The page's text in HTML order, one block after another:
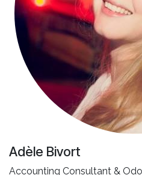
Adèle Bivort
Accounting Consultant &